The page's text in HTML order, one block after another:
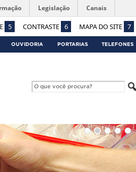
5 CONTRASTE 6 MAPA DO SITE 7
Legislação Canais
OUVIDORIA PORTARIAS TELEFONES